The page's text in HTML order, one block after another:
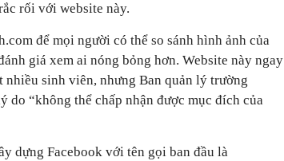
rối với website này.
để mọi người có thể so sánh hình ảnh của
giá xem ai nóng bỏng hơn. Website này ngay
nhiều sinh viên, nhưng Ban quản lý trường
do “không thể chấp nhận được mục đích của
dựng Facebook với tên gọi ban đầu là